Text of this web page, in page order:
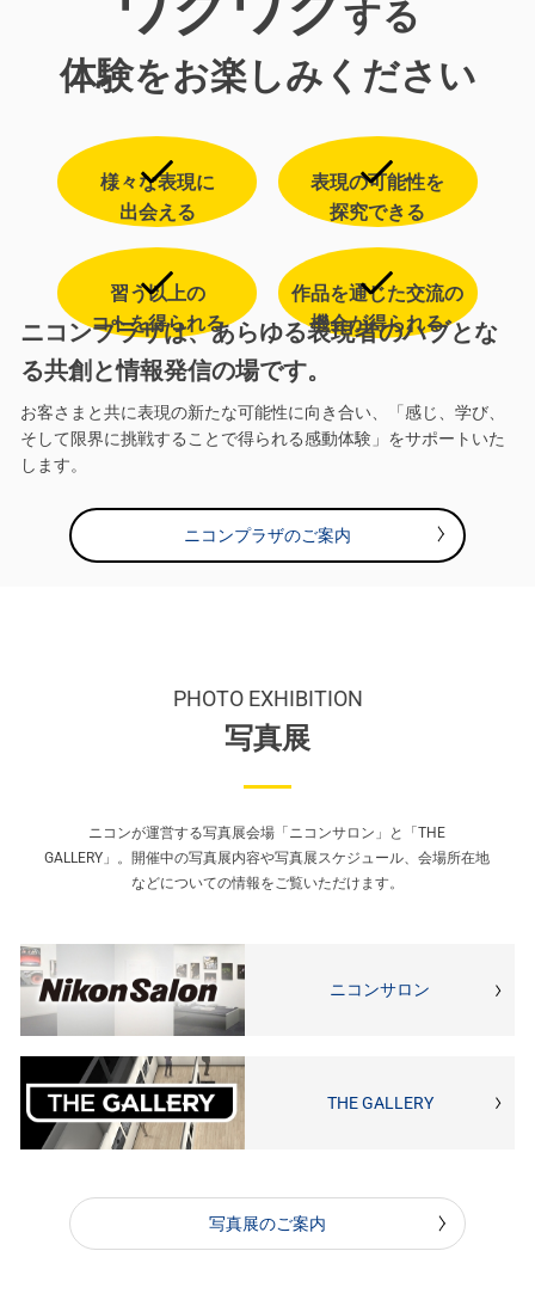
する
体験をお楽しみください
様々な表現に
出会える
表現の可能性を
探究できる
習う以上の
コトを得られる
作品を通じた交流の
機会が得られる
ニコンプラザは、あらゆる表現者のハブとな
る共創と情報発信の場です。
お客さまと共に表現の新たな可能性に向き合い、「感じ、学び、
そして限界に挑戦することで得られる感動体験」をサポートいた
します。
ニコンプラザのご案内
PHOTO EXHIBITION
写真展
ニコンが運営する写真展会場「ニコンサロン」と「THE
GALLERY」。開催中の写真展内容や写真展スケジュール、会場所在地
などについての情報をご覧いただけます。
ニコンサロン
THE GALLERY
写真展のご案内